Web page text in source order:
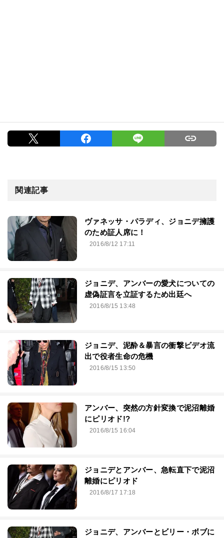
関連記事
ヴァネッサ・パラディ、ジョニデ擁護
のため証人席に！
2016/8/12 17:11
ジョニデ、アンバーの愛犬についての
虚偽証言を立証するため出廷へ
2016/8/15 13:48
ジョニデ、泥酔＆暴言の衝撃ビデオ流
出で役者生命の危機
2016/8/15 13:50
アンバー、突然の方針変換で泥沼離婚
にピリオド!?
2016/8/15 16:04
ジョニデとアンバー、急転直下で泥沼
離婚にピリオド
2016/8/17 17:18
ジョニデ、アンバーとビリー・ボブに